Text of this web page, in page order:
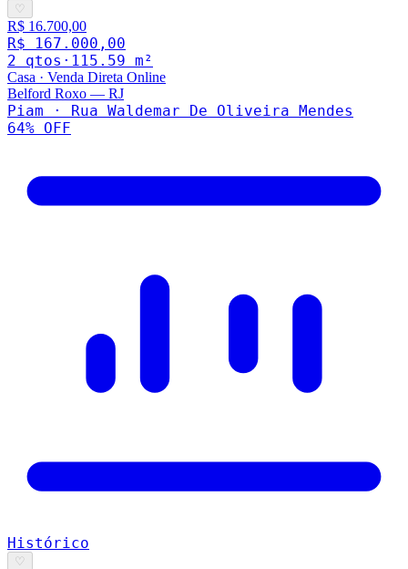
♡
R$ 16.700,00
R$ 167.000,00
2 qtos · 115.59 m²
Casa · Venda Direta Online
Belford Roxo — RJ
Piam · Rua Waldemar De Oliveira Mendes
64% OFF
Histórico
♡